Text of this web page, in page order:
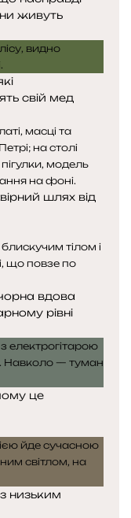
живуть
свій мед
шлях від
вдова
рівні
це
низьким